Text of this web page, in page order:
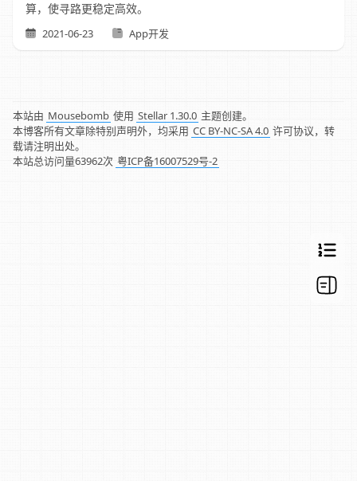
算，使寻路更稳定高效。
2021-06-23 App开发
本站由 Mousebomb 使用 Stellar 1.30.0 主题创建。
本博客所有文章除特别声明外，均采用 CC BY-NC-SA 4.0 许可协议，转
载请注明出处。
本站总访问量63962次 粤ICP备16007529号-2